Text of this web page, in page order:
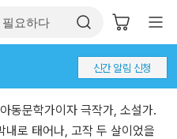
신간 알림 신청
동문학가이자 극작가, 소설가.
로 태어나, 고작 두 살이었을